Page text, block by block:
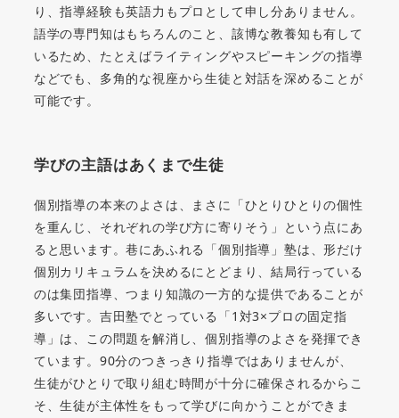
り、指導経験も英語力もプロとして申し分ありません。
語学の専門知はもちろんのこと、該博な教養知も有して
いるため、たとえばライティングやスピーキングの指導
などでも、多角的な視座から生徒と対話を深めることが
可能です。
学びの主語はあくまで生徒
個別指導の本来のよさは、まさに「ひとりひとりの個性
を重んじ、それぞれの学び方に寄りそう」という点にあ
ると思います。巷にあふれる「個別指導」塾は、形だけ
個別カリキュラムを決めるにとどまり、結局行っている
のは集団指導、つまり知識の一方的な提供であることが
多いです。吉田塾でとっている「1対3×プロの固定指
導」は、この問題を解消し、個別指導のよさを発揮でき
ています。90分のつきっきり指導ではありませんが、
生徒がひとりで取り組む時間が十分に確保されるからこ
そ、生徒が主体性をもって学びに向かうことができま